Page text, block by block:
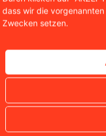
entweder
verweist
dass wir die
Zwecken setzen.